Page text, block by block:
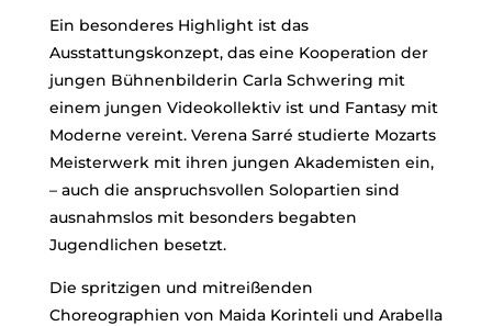
Ein besonderes Highlight ist das
Ausstattungskonzept, das eine Kooperation der
jungen Bühnenbilderin Carla Schwering mit
einem jungen Videokollektiv ist und Fantasy mit
Moderne vereint. Verena Sarré studierte Mozarts
Meisterwerk mit ihren jungen Akademisten ein,
– auch die anspruchsvollen Solopartien sind
ausnahmslos mit besonders begabten
Jugendlichen besetzt.
Die spritzigen und mitreißenden
Choreographien von Maida Korinteli und Arabella